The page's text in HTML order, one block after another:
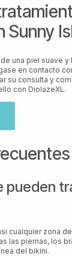
Sunny
una piel suave y
en contacto
su consulta y
con DiolazeXL.
pueden
cualquier zona
las piernas, los
del bikini.